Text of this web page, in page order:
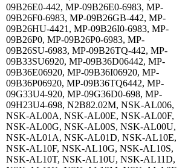
09B26E0-442, MP-09B26E0-6983, MP-
09B26F0-6983, MP-09B26GB-442, MP-
09B26HU-4421, MP-09B26I0-6983, MP-
09B26P0, MP-09B26P0-6983, MP-
09B26SU-6983, MP-09B26TQ-442, MP-
09B33SU6920, MP-09B36D06442, MP-
09B36E06920, MP-09B36I06920, MP-
09B36P06920, MP-09B36TQ6442, MP-
09G33U4-920, MP-09G36D0-698, MP-
09H23U4-698, N2B82.02M, NSK-AL006,
NSK-AL00A, NSK-AL00E, NSK-AL00F,
NSK-AL00G, NSK-AL00S, NSK-AL00U,
NSK-AL01A, NSK-AL01D, NSK-AL10E,
NSK-AL10F, NSK-AL10G, NSK-AL10S,
NSK-AL10T, NSK-AL10U, NSK-AL11D,